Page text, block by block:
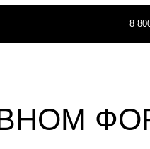
ФОРУМЕ